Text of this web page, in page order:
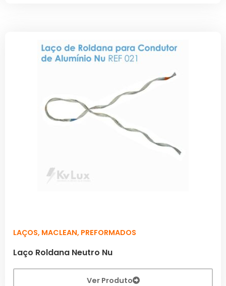
LAÇOS, MACLEAN, PREFORMADOS
Laço Roldana Neutro Nu
Ver Produto